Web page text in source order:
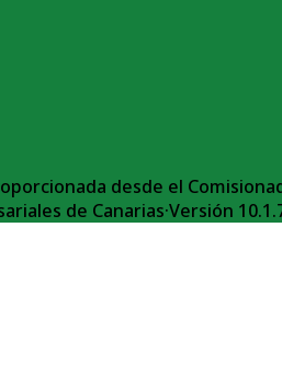
desde el
de Canarias·Versión